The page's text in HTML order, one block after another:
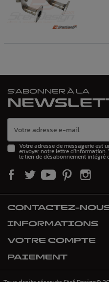
S'ABONNER À LA
Votre adresse de messagerie est
envoyer notre lettre
le lien de désabonnement intégré
CONTACTEZ-
INFORMATIONS
VOTRE COMPTE
PAIEMENT